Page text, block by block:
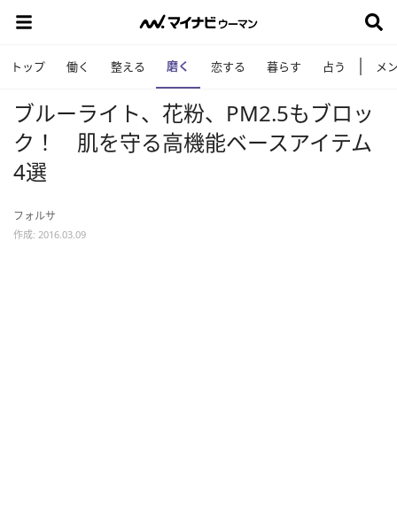
トップ 働く 整える 磨く 恋する 暮らす 占う メ
ブルーライト、花粉、PM2.5もブロッ
ク！ 肌を守る高機能ベースアイテム
4選
フォルサ
作成: 2016.03.09